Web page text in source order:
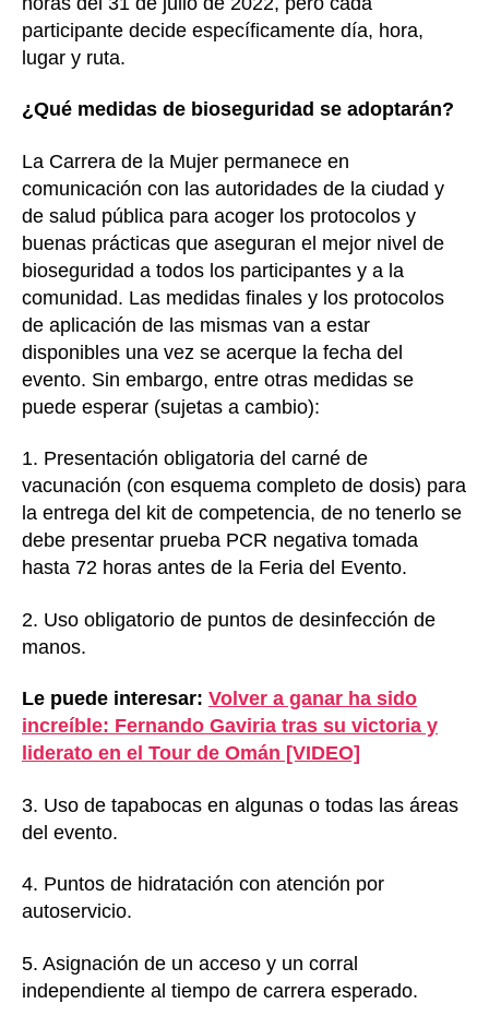
participante decide específicamente día, hora,
lugar y ruta.
¿Qué medidas de bioseguridad se adoptarán?
La Carrera de la Mujer permanece en
comunicación con las autoridades de la ciudad y
de salud pública para acoger los protocolos y
buenas prácticas que aseguran el mejor nivel de
bioseguridad a todos los participantes y a la
comunidad. Las medidas finales y los protocolos
de aplicación de las mismas van a estar
disponibles una vez se acerque la fecha del
evento. Sin embargo, entre otras medidas se
puede esperar (sujetas a cambio):
1. Presentación obligatoria del carné de
vacunación (con esquema completo de dosis) para
la entrega del kit de competencia, de no tenerlo se
debe presentar prueba PCR negativa tomada
hasta 72 horas antes de la Feria del Evento.
2. Uso obligatorio de puntos de desinfección de
manos.
Le puede interesar: Volver a ganar ha sido
increíble: Fernando Gaviria tras su victoria y
liderato en el Tour de Omán [VIDEO]
3. Uso de tapabocas en algunas o todas las áreas
del evento.
4. Puntos de hidratación con atención por
autoservicio.
5. Asignación de un acceso y un corral
independiente al tiempo de carrera esperado.